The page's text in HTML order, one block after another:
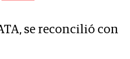
se reconcilió con